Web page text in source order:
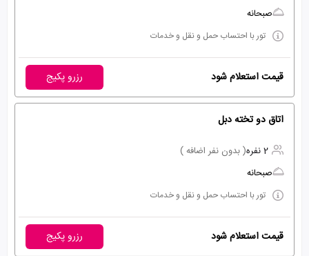
صبحانه
تور با احتساب حمل و نقل و خدمات
قیمت استعلام شود رزرو پکیج
اتاق دو تخته دبل
2 نفره
( بدون نفر اضافه )
صبحانه
تور با احتساب حمل و نقل و خدمات
قیمت استعلام شود رزرو پکیج